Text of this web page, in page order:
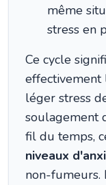
même
stress en
Ce cycle
léger stress
soulagement
fil du temps,
niveaux
non-fumeurs.